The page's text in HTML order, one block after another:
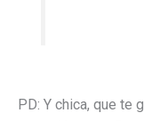
PD: Y chica, que te